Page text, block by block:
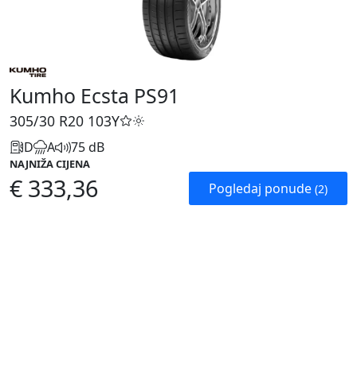
Kumho Ecsta PS91
305/30 R20 103Y
D A 75 dB
NAJNIŽA CIJENA
€ 333,36 Pogledaj ponude (2)